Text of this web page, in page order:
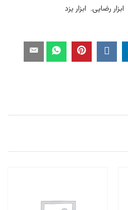
ابزار رضایی, ابزار یزد